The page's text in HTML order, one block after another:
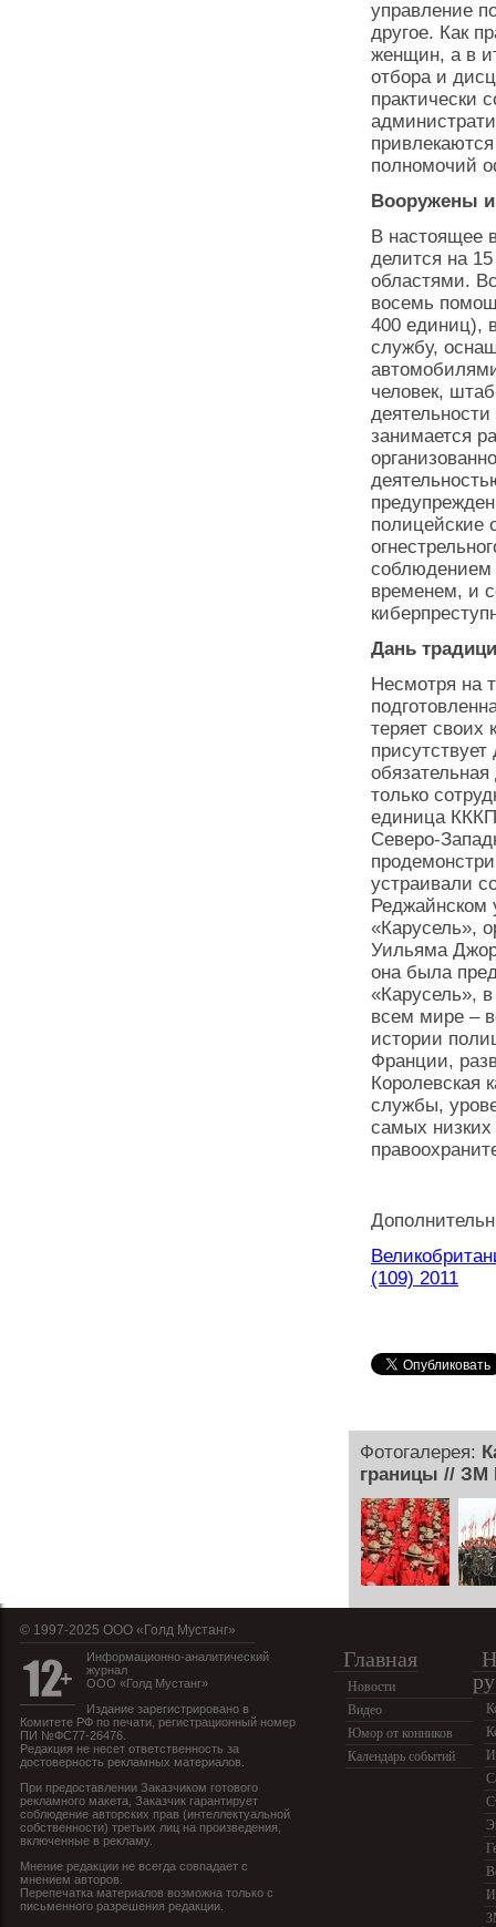
управление
другое. Как
женщин, а в
отбора и
практически
полномочий
Вооружены
В настоящее
делится на
областями.
восемь
400 единиц),
службу,
человек,
занимается
полицейские
соблюдением
временем, и
Дань
Несмотря на
теряет своих
только
единица
Северо-
устраивали
Реджайнском
«Карусель»,
Уильяма
она была
«Карусель»,
всем мире –
истории
Франции,
Королевская
службы,
самых
(109) 2011
Фотогалерея:
границы // ЗМ
© 1997-2025 OOO «Голд Мустанг»
Информационно-аналитический
журнал
ООО «Голд Мустанг»
Издание зарегистрировано в
Комитете РФ по печати, регистрационный номер
ПИ №ФС77-26476.
Редакция не несет ответственность за
достоверность рекламных материалов.
При предоставлении Заказчиком готового
рекламного макета, Заказчик гарантирует
соблюдение авторских прав (интеллектуальной
собственности) третьих лиц на произведения,
включенные в рекламу.
Мнение редакции не всегда совпадает с
мнением авторов.
Перепечатка материалов возможна только с
письменного разрешения редакции.
Главная
Новости
Видео
Юмор от конников
Календарь событий